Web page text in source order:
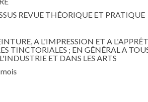
REVUE THÉORIQUE ET PRATIQUE
A L'IMPRESSION ET A
TINCTORIALES ; EN GÉNÉRAL A
ET DANS LES ARTS